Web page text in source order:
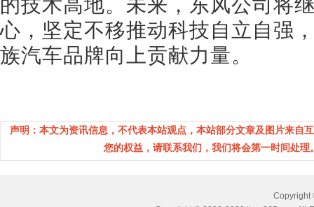
的技术高地。未来，东风公司将
心，坚定不移推动科技自立自强
族汽车品牌向上贡献力量。
声明：本文为资讯信息，不代表本站观点，本站部分文章及图片来自
您的权益，请联系我们，我们将会第一时间处
Copyright